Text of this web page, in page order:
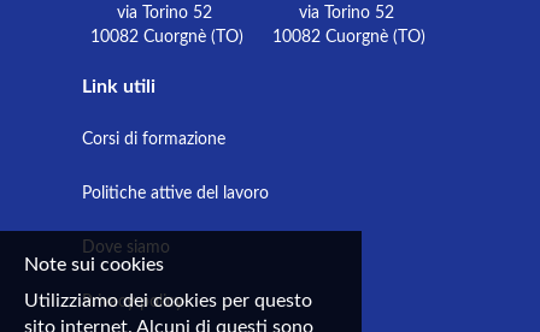
via Torino 52
10082 Cuorgnè (TO)
via Torino 52
10082 Cuorgnè (TO)
Link utili
Corsi di formazione
Politiche attive del lavoro
Dove siamo
Privacy policy
Note sui cookies
Utilizziamo dei cookies per questo
sito internet. Alcuni di questi sono